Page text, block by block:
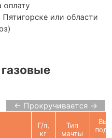
оплату
или области
← Прокручивается →
Г/п,
кг
Тип
мачты